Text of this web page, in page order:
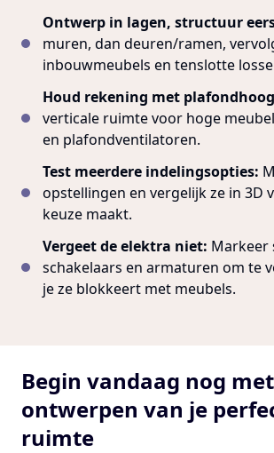
Ontwerp in lagen, structuur
muren, dan deuren/ramen,
inbouwmeubels en tenslotte
Houd rekening met
verticale ruimte voor hoge
en plafondventilatoren.
Test meerdere indelingsopties:
opstellingen en vergelijk ze in 3D
keuze maakt.
Vergeet de elektra niet: Markeer
schakelaars en armaturen om te
je ze blokkeert met meubels.
Begin vandaag nog
ontwerpen van je
ruimte